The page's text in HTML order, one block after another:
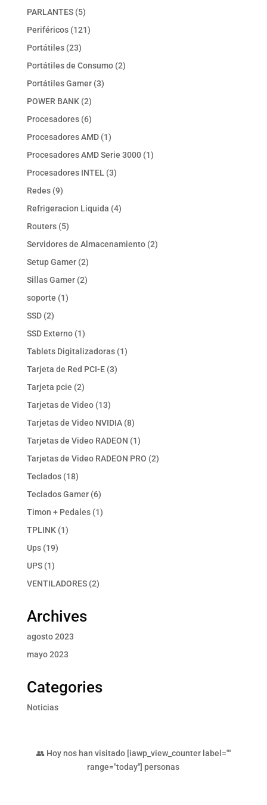
PARLANTES 55
productos
Periféricos 121121
Portátiles 2323
productos
Portátiles de Consumo 22
Portátiles Gamer 33
POWER BANK 22
productos
Procesadores 66
productos
Procesadores AMD 11
producto
Procesadores AMD Serie 3000 11
Procesadores INTEL 33
Redes 99
productos
Refrigeracion Liquida 44
Routers 55
productos
Servidores de Almacenamiento 22
Setup Gamer 22
productos
Sillas Gamer 22
soporte 11
SSD 22
productos
SSD Externo 11
producto
Tablets Digitalizadoras 11
Tarjeta de Red PCI-E 33
Tarjeta pcie 22
productos
Tarjetas de Video 1313
productos
Tarjetas de Video NVIDIA 88
productos
Tarjetas de Video RADEON 11
producto
Tarjetas de Video RADEON PRO 22
Teclados 1818
productos
Teclados Gamer 66
productos
Timon + Pedales 11
TPLINK 11
Ups 1919
UPS 11
producto
VENTILADORES 22
Archives
agosto 2023
mayo 2023
Categories
Noticias
👥 Hoy nos han visitado [iawp_view_counter label=""
range="today"] personas